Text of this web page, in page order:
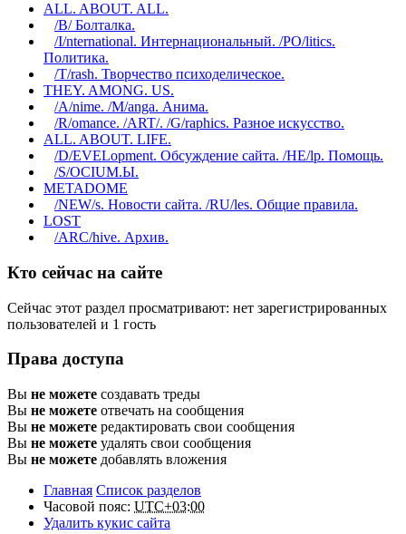
ALL. ABOUT. ALL.
/B/ Болталка.
/I/nternational. Интернациональный. /PO/litics.
Политика.
/T/rash. Творчество психоделическое.
THEY. AMONG. US.
/A/nime. /M/anga. Анима.
/R/omance. /ART/. /G/raphics. Разное искусство.
ALL. ABOUT. LIFE.
/D/EVELopment. Обсуждение сайта. /HE/lp. Помощь.
/S/OCIUM.Ы.
METADOME
/NEW/s. Новости сайта. /RU/les. Общие правила.
LOST
/ARC/hive. Архив.
Кто сейчас на сайте
Сейчас этот раздел просматривают: нет зарегистрированных
пользователей и 1 гость
Права доступа
Вы не можете создавать треды
Вы не можете отвечать на сообщения
Вы не можете редактировать свои сообщения
Вы не можете удалять свои сообщения
Вы не можете добавлять вложения
Главная Список разделов
Часовой пояс: UTC+03:00
Удалить кукис сайта